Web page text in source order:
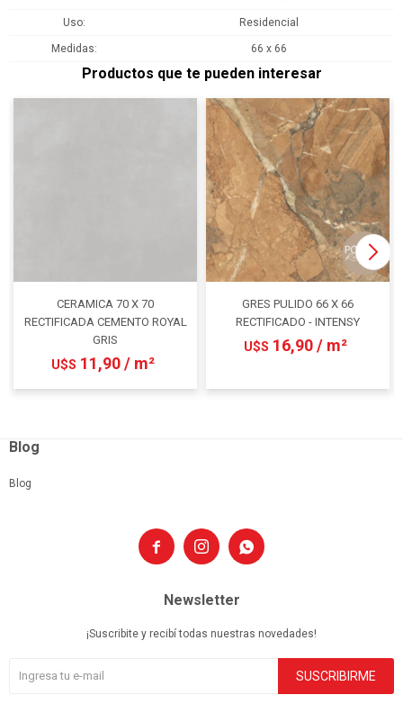
Uso Residencial
Medidas 66 x 66
Productos que te pueden interesar
CERAMICA 70 X 70
RECTIFICADA CEMENTO ROYAL
GRIS
U$S 11,90 / m²
GRES PULIDO 66 X 66
RECTIFICADO - INTENSY
U$S 16,90 / m²
  
Blog
Blog
Newsletter
¡Suscribite y recibí todas nuestras novedades!
SUSCRIBIRME